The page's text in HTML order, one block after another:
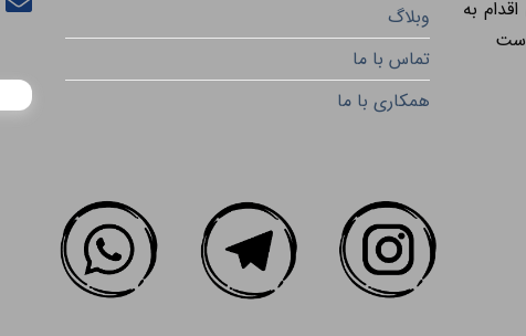
اقدام به
وبلاگ
تماس با ما
همکاری با ما